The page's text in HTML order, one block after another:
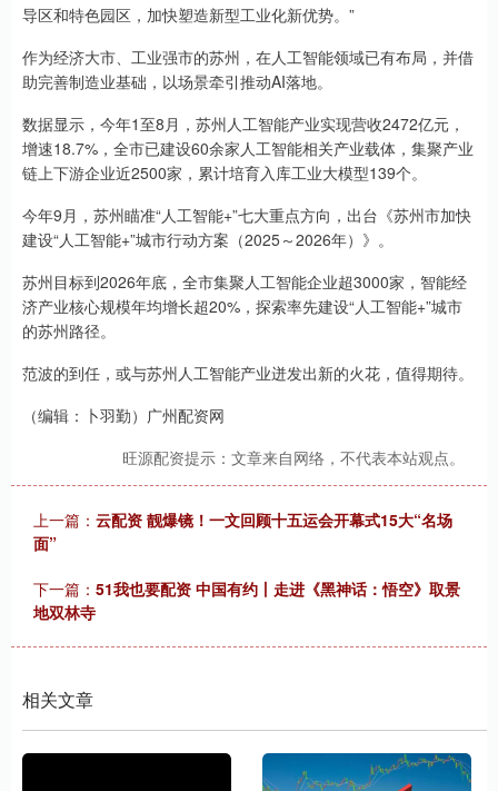
导区和特色园区，加快塑造新型工业化新优势。”
作为经济大市、工业强市的苏州，在人工智能领域已有布局，并借
助完善制造业基础，以场景牵引推动AI落地。
数据显示，今年1至8月，苏州人工智能产业实现营收2472亿元，
增速18.7%，全市已建设60余家人工智能相关产业载体，集聚产业
链上下游企业近2500家，累计培育入库工业大模型139个。
今年9月，苏州瞄准“人工智能+”七大重点方向，出台《苏州市加快
建设“人工智能+”城市行动方案（2025～2026年）》。
苏州目标到2026年底，全市集聚人工智能企业超3000家，智能经
济产业核心规模年均增长超20%，探索率先建设“人工智能+”城市
的苏州路径。
范波的到任，或与苏州人工智能产业迸发出新的火花，值得期待。
（编辑：卜羽勤）广州配资网
旺源配资提示：文章来自网络，不代表本站观点。
上一篇： 云配资 靓爆镜！一文回顾十五运会开幕式15大“名场
面”
下一篇： 51我也要配资 中国有约丨走进《黑神话：悟空》取景
地双林寺
相关文章